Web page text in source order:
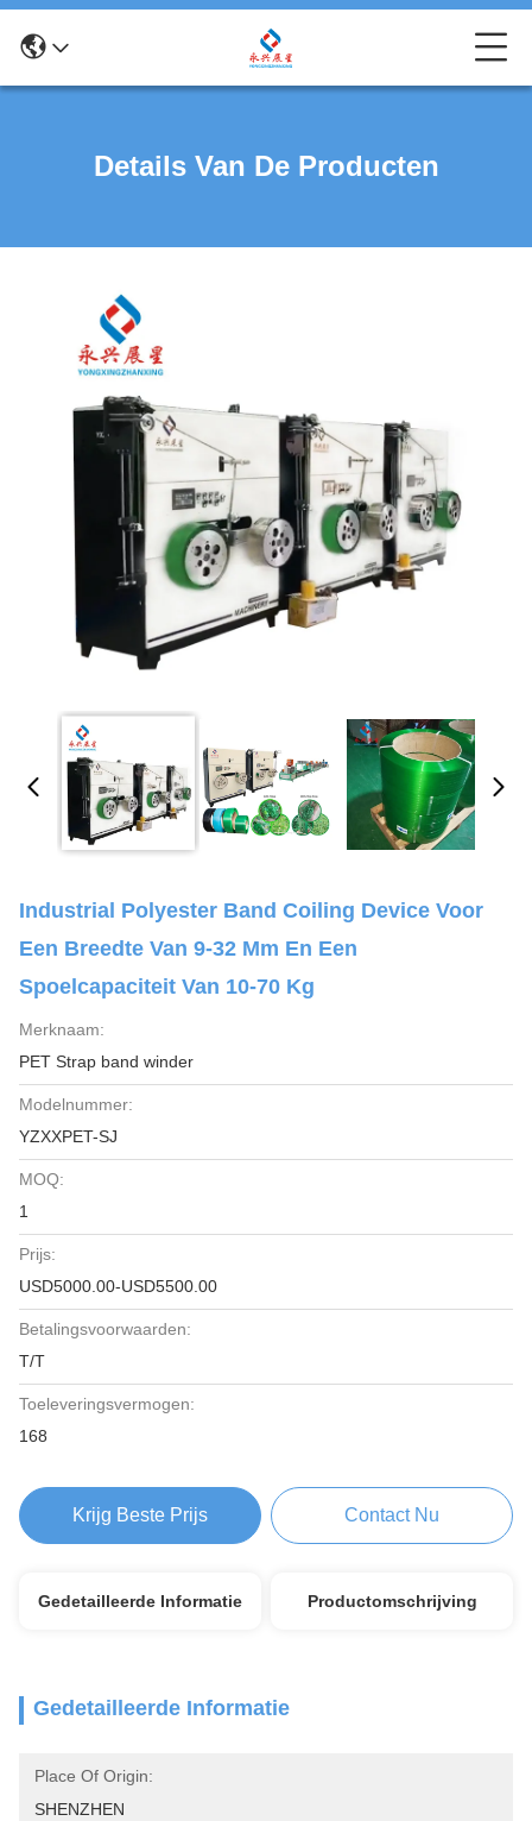
Details Van De Producten
Industrial Polyester Band Coiling Device Voor
Een Breedte Van 9-32 Mm En Een
Spoelcapaciteit Van 10-70 Kg
Merknaam:
PET Strap band winder
Modelnummer:
YZXXPET-SJ
MOQ:
1
Prijs:
USD5000.00-USD5500.00
Betalingsvoorwaarden:
T/T
Toeleveringsvermogen:
168
Krijg Beste Prijs Contact Nu
Gedetailleerde Informatie Productomschrijving
Gedetailleerde Informatie
Place Of Origin:
SHENZHEN